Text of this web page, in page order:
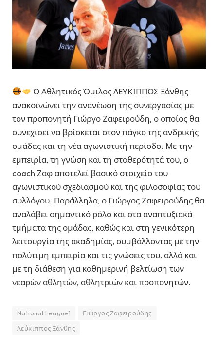
Ο Αθλητικός Όμιλος ΛΕΥΚΙΠΠΟΣ Ξάνθης
ανακοινώνει την ανανέωση της συνεργασίας με
τον προπονητή Γιώργο Ζαφειρούδη, ο οποίος θα
συνεχίσει να βρίσκεται στον πάγκο της ανδρικής
ομάδας και τη νέα αγωνιστική περίοδο. Με την
εμπειρία, τη γνώση και τη σταθερότητά του, ο
coach Ζαφ αποτελεί βασικό στοιχείο του
αγωνιστικού σχεδιασμού και της φιλοσοφίας του
συλλόγου. Παράλληλα, ο Γιώργος Ζαφειρούδης θα
αναλάβει σημαντικό ρόλο και στα αναπτυξιακά
τμήματα της ομάδας, καθώς και στη γενικότερη
λειτουργία της ακαδημίας, συμβάλλοντας με την
πολύτιμη εμπειρία και τις γνώσεις του, αλλά και
με τη διάθεση για καθημερινή βελτίωση των
νεαρών αθλητών, αθλητριών και προπονητών.
National League1
Γιώργος Ζαφειρούδης
Λεύκιππος Ξάνθης